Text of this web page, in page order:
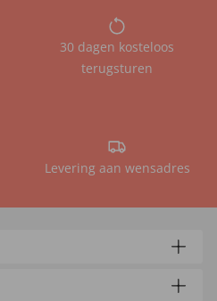
30 dagen kosteloos
terugsturen
Levering aan wensadres